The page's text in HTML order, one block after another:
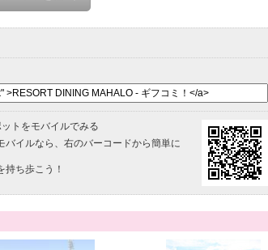
トをモバイルでみる
バイルなら、右のバーコードから簡単に
持ち歩こう！